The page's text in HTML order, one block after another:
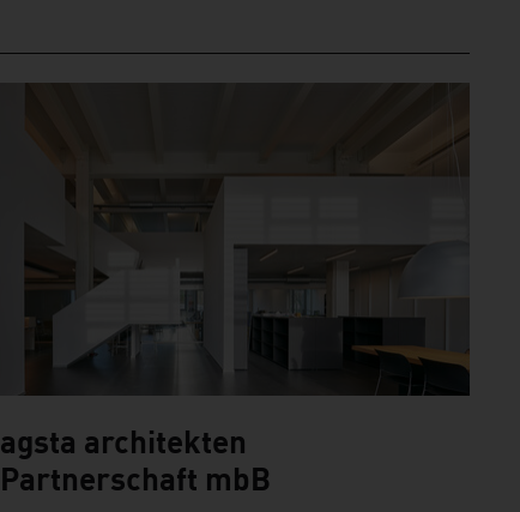
agsta architekten
Partnerschaft mbB